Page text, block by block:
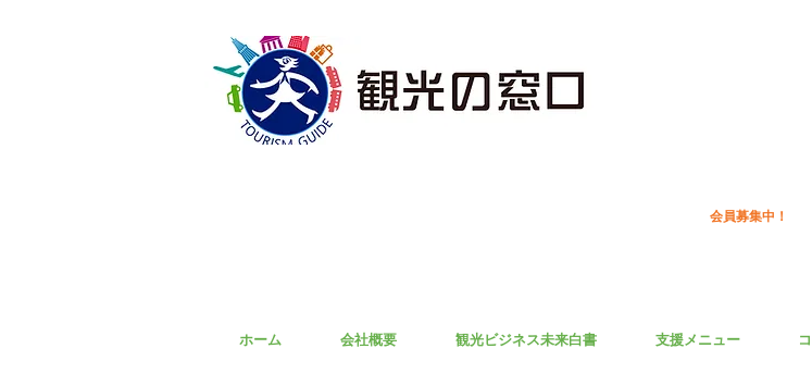
会員募集中！
ホーム 会社概要 観光ビジネス未来白書 支援メニュー